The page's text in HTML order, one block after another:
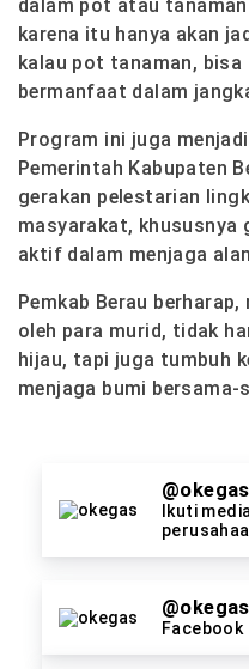
dalam pot atau
karena itu hanya akan
kalau pot tanaman,
bermanfaat dalam
Program ini juga
Pemerintah Kabupaten
gerakan pelestarian
masyarakat, khususnya
aktif dalam menjaga
Pemkab Berau
oleh para murid, tidak
hijau, tapi juga tumbuh
menjaga bumi bersama-
Ikuti
Facebook